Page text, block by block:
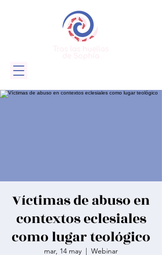
Víctimas de abuso en
contextos eclesiales
como lugar teológico
mar, 14 may
  |
Webinar